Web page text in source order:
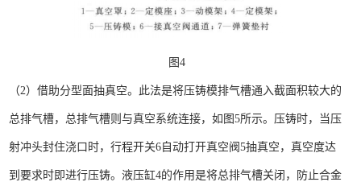
图4
（2）借助分型面抽真空。此法是将压铸模排气槽通入截面积较大的
总排气槽，总排气槽则与真空系统连接，如图5所示。压铸时，当压
射冲头封住浇口时，行程开关6自动打开真空阀5抽真空，真空度达
到要求时即进行压铸。液压缸4的作用是将总排气槽关闭，防止合金